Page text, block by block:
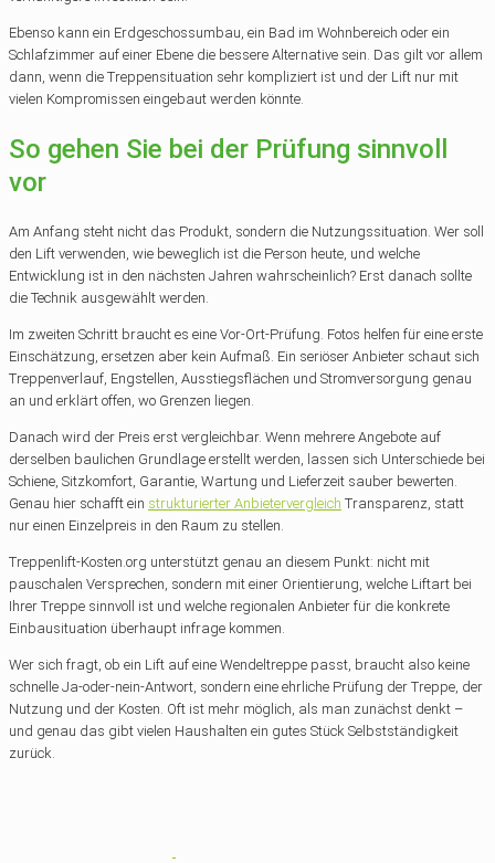
Ebenso kann ein Erdgeschossumbau, ein Bad im Wohnbereich oder ein
Schlafzimmer auf einer Ebene die bessere Alternative sein. Das gilt vor allem
dann, wenn die Treppensituation sehr kompliziert ist und der Lift nur mit
vielen Kompromissen eingebaut werden könnte.
So gehen Sie bei der Prüfung sinnvoll
vor
Am Anfang steht nicht das Produkt, sondern die Nutzungssituation. Wer soll
den Lift verwenden, wie beweglich ist die Person heute, und welche
Entwicklung ist in den nächsten Jahren wahrscheinlich? Erst danach sollte
die Technik ausgewählt werden.
Im zweiten Schritt braucht es eine Vor-Ort-Prüfung. Fotos helfen für eine erste
Einschätzung, ersetzen aber kein Aufmaß. Ein seriöser Anbieter schaut sich
Treppenverlauf, Engstellen, Ausstiegsflächen und Stromversorgung genau
an und erklärt offen, wo Grenzen liegen.
Danach wird der Preis erst vergleichbar. Wenn mehrere Angebote auf
derselben baulichen Grundlage erstellt werden, lassen sich Unterschiede bei
Schiene, Sitzkomfort, Garantie, Wartung und Lieferzeit sauber bewerten.
Genau hier schafft ein strukturierter Anbietervergleich Transparenz, statt
nur einen Einzelpreis in den Raum zu stellen.
Treppenlift-Kosten.org unterstützt genau an diesem Punkt: nicht mit
pauschalen Versprechen, sondern mit einer Orientierung, welche Liftart bei
Ihrer Treppe sinnvoll ist und welche regionalen Anbieter für die konkrete
Einbausituation überhaupt infrage kommen.
Wer sich fragt, ob ein Lift auf eine Wendeltreppe passt, braucht also keine
schnelle Ja-oder-nein-Antwort, sondern eine ehrliche Prüfung der Treppe, der
Nutzung und der Kosten. Oft ist mehr möglich, als man zunächst denkt –
und genau das gibt vielen Haushalten ein gutes Stück Selbstständigkeit
zurück.